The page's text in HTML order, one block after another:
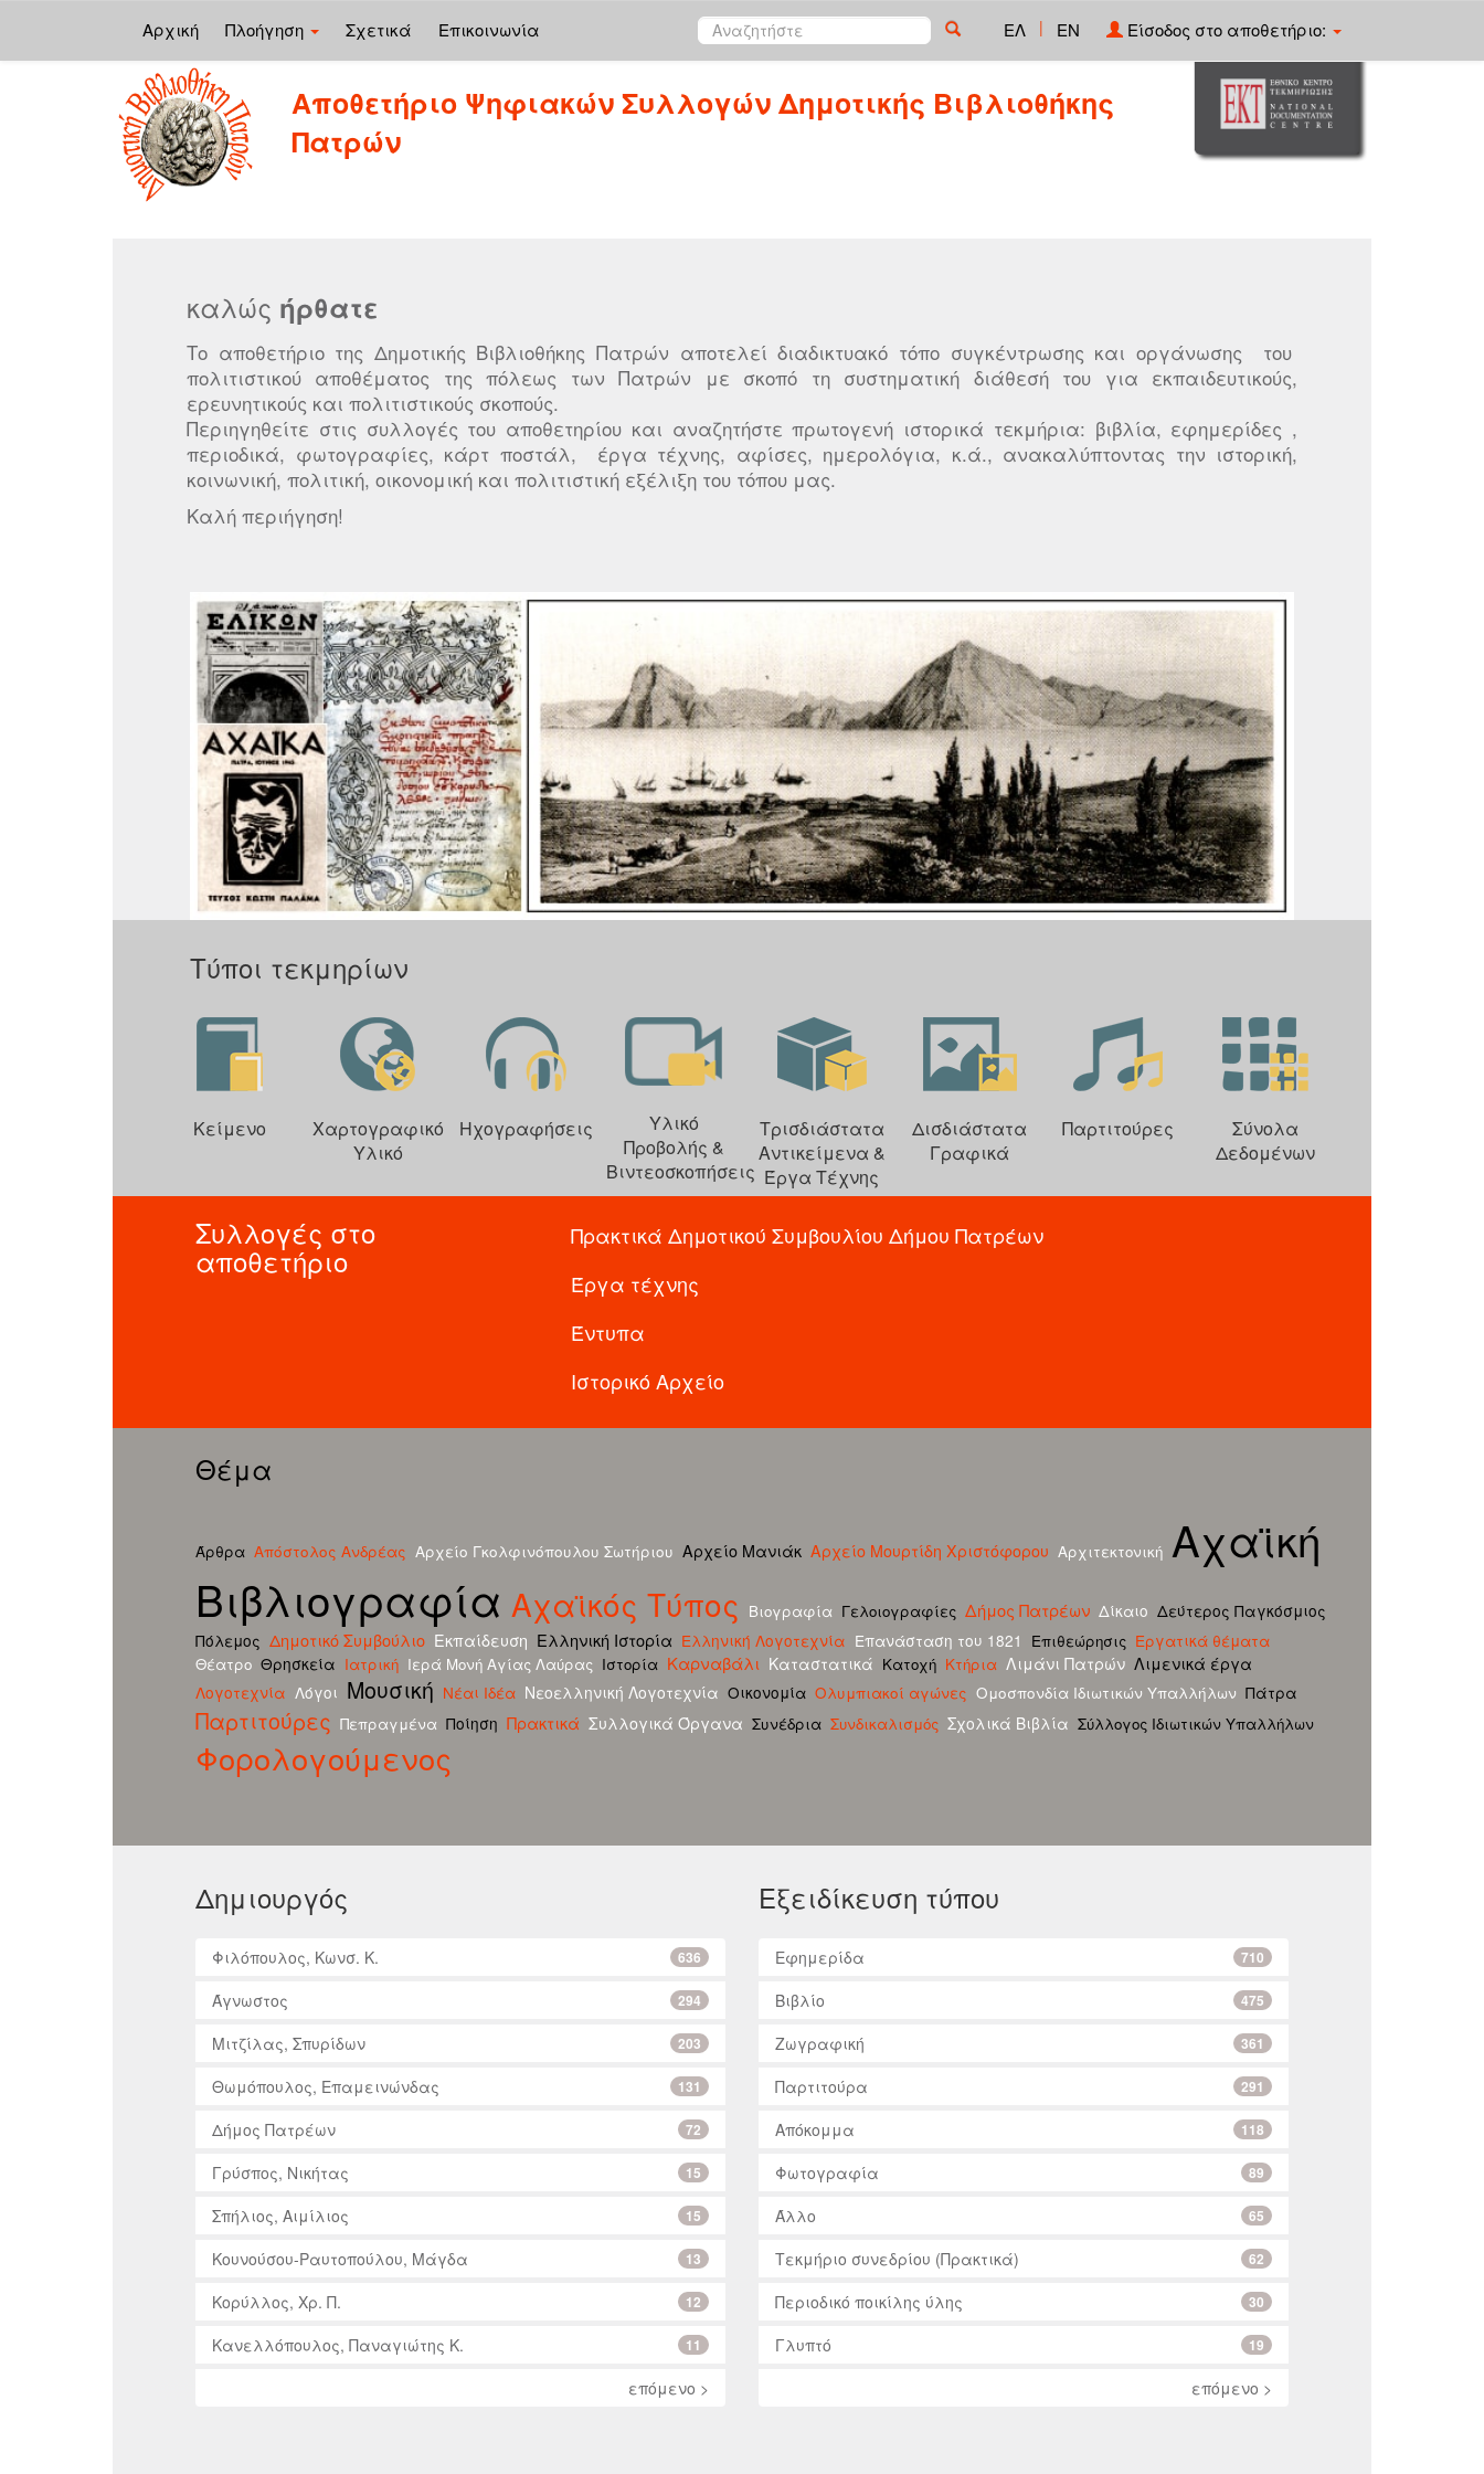
Αρχική Πλοήγηση Σχετικά Επικοινωνία ΕΛ | EN Είσοδος στο αποθετήριο:
Αποθετήριο Ψηφιακών Συλλογών Δημοτικής Βιβλιοθήκης
Πατρών
καλώς ήρθατε
Το αποθετήριο της Δημοτικής Βιβλιοθήκης Πατρών αποτελεί διαδικτυακό τόπο συγκέντρωσης και οργάνωσης του
πολιτιστικού αποθέματος της πόλεως των Πατρών με σκοπό τη συστηματική διάθεσή του για εκπαιδευτικούς,
ερευνητικούς και πολιτιστικούς σκοπούς.
Περιηγηθείτε στις συλλογές του αποθετηρίου και αναζητήστε πρωτογενή ιστορικά τεκμήρια: βιβλία, εφημερίδες ,
περιοδικά, φωτογραφίες, κάρτ ποστάλ, έργα τέχνης, αφίσες, ημερολόγια, κ.ά., ανακαλύπτοντας την ιστορική,
κοινωνική, πολιτική, οικονομική και πολιτιστική εξέλιξη του τόπου μας.
Καλή περιήγηση!
Τύποι τεκμηρίων
Κείμενο
Χαρτογραφικό
Υλικό
Ηχογραφήσεις
Υλικό
Προβολής &
Βιντεοσκοπήσεις
Τρισδιάστατα
Αντικείμενα &
Έργα Τέχνης
Δισδιάστατα
Γραφικά
Παρτιτούρες
Σύνολα
Δεδομένων
Συλλογές στο
αποθετήριο
Πρακτικά Δημοτικού Συμβουλίου Δήμου Πατρέων
Έργα τέχνης
Έντυπα
Ιστορικό Αρχείο
Θέμα
Άρθρα Απόστολος Ανδρέας Αρχείο Γκολφινόπουλου Σωτήριου Αρχείο Μανιάκ Αρχείο Μουρτίδη Χριστόφορου Αρχιτεκτονική Αχαϊκή
Βιβλιογραφία Αχαϊκός Τύπος Βιογραφία Γελοιογραφίες Δήμος Πατρέων Δίκαιο Δεύτερος Παγκόσμιος
Πόλεμος Δημοτικό Συμβούλιο Εκπαίδευση Ελληνική Ιστορία Ελληνική Λογοτεχνία Επανάσταση του 1821 Επιθεώρησις Εργατικά θέματα
Θέατρο Θρησκεία Ιατρική Ιερά Μονή Αγίας Λαύρας Ιστορία Καρναβάλι Καταστατικά Κατοχή Κτήρια Λιμάνι Πατρών Λιμενικά έργα
Λογοτεχνία Λόγοι Μουσική Νέαι Ιδέα Νεοελληνική Λογοτεχνία Οικονομία Ολυμπιακοί αγώνες Ομοσπονδία Ιδιωτικών Υπαλλήλων Πάτρα
Παρτιτούρες Πεπραγμένα Ποίηση Πρακτικά Συλλογικά Όργανα Συνέδρια Συνδικαλισμός Σχολικά Βιβλία Σύλλογος Ιδιωτικών Υπαλλήλων
Φορολογούμενος
Δημιουργός
636
Φιλόπουλος, Κωνσ. Κ.
294
Άγνωστος
203
Μιτζίλας, Σπυρίδων
131
Θωμόπουλος, Επαμεινώνδας
72
Δήμος Πατρέων
15
Γρύσπος, Νικήτας
15
Σπήλιος, Αιμίλιος
13
Κουνούσου-Ραυτοπούλου, Μάγδα
12
Κορύλλος, Χρ. Π.
11
Κανελλόπουλος, Παναγιώτης Κ.
επόμενο >
Εξειδίκευση τύπου
710
Εφημερίδα
475
Βιβλίο
361
Ζωγραφική
291
Παρτιτούρα
118
Απόκομμα
89
Φωτογραφία
65
Άλλο
62
Τεκμήριο συνεδρίου (Πρακτικά)
30
Περιοδικό ποικίλης ύλης
19
Γλυπτό
επόμενο >